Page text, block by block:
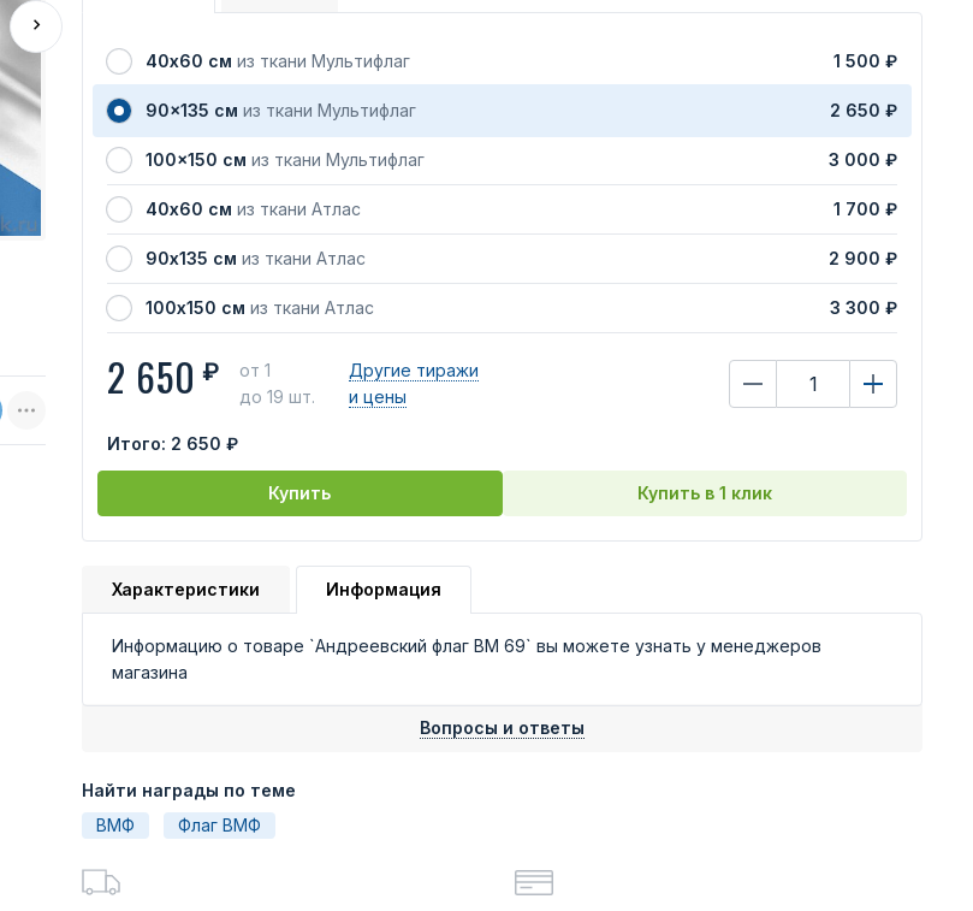
40х60 см из ткани Мультифлаг 1 500 ₽
90x135 см из ткани Мультифлаг 2 650 ₽
100x150 см из ткани Мультифлаг 3 000 ₽
40х60 см из ткани Атлас 1 700 ₽
90х135 см из ткани Атлас 2 900 ₽
100х150 см из ткани Атлас 3 300 ₽
2 650 ₽
от 1
до 19 шт.
Другие тиражи
и цены
Итого: 2 650 ₽
Купить Купить в 1 клик
Характеристики Информация
Информацию о товаре `Андреевский флаг ВМ 69` вы можете узнать у менеджеров
магазина
Вопросы и ответы
Найти награды по теме
ВМФ
Флаг ВМФ